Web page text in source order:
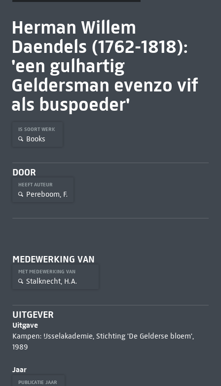
Herman Willem
Daendels (1762-1818):
'een gulhartig
Geldersman evenzo vif
als buspoeder'
IS SOORT WERK
Books
DOOR
HEEFT AUTEUR
Pereboom, F.
MEDEWERKING VAN
MET MEDEWERKING VAN
Stalknecht, H.A.
UITGEVER
Uitgave
Kampen: IJsselakademie, Stichting 'De Gelderse bloem',
1989
Jaar
PUBLICATIE JAAR